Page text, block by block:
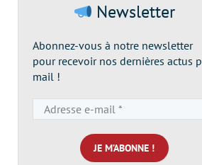
Newsletter
Abonnez-vous à notre newsletter
pour recevoir nos dernières actus
mail !
e-
mail
*